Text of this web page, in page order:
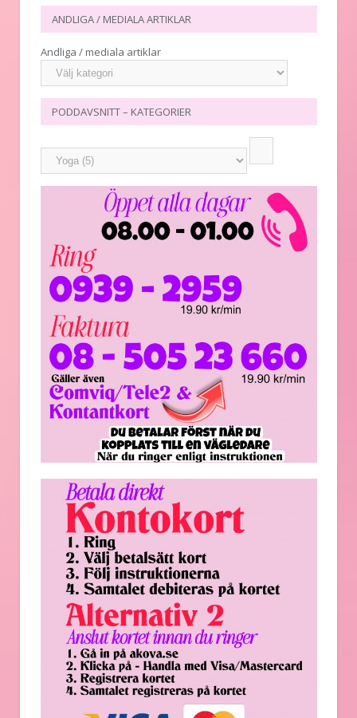
ANDLIGA / MEDIALA ARTIKLAR
Andliga / mediala artiklar
PODDAVSNITT – KATEGORIER